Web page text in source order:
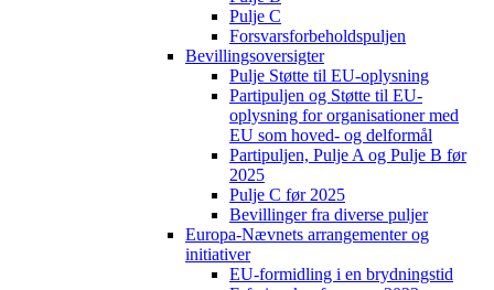
Pulje C
Forsvarsforbeholdspuljen
Bevillingsoversigter
Pulje Støtte til EU-oplysning
Partipuljen og Støtte til EU-
oplysning for organisationer med
EU som hoved- og delformål
Partipuljen, Pulje A og Pulje B før
2025
Pulje C før 2025
Bevillinger fra diverse puljer
Europa-Nævnets arrangementer og
initiativer
EU-formidling i en brydningstid